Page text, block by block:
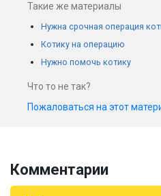
Такие же материалы
Нужна срочная операция
Котику на операцию
Нужно помочь котику
Что то не так?
Пожаловаться на этот
Комментарии